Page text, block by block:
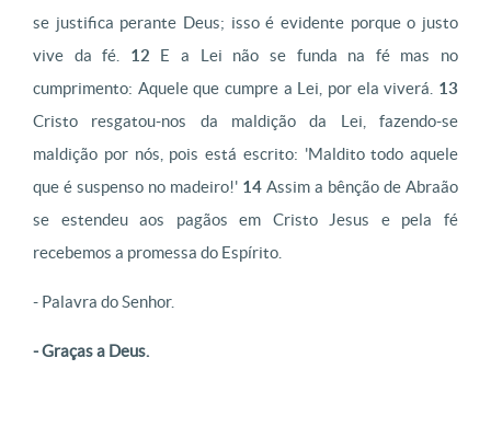
se justifica perante Deus; isso é evidente porque o justo
vive da fé. 12 E a Lei não se funda na fé mas no
cumprimento: Aquele que cumpre a Lei, por ela viverá. 13
Cristo resgatou-nos da maldição da Lei, fazendo-se
maldição por nós, pois está escrito: 'Maldito todo aquele
que é suspenso no madeiro!' 14 Assim a bênção de Abraão
se estendeu aos pagãos em Cristo Jesus e pela fé
recebemos a promessa do Espírito.
- Palavra do Senhor.
- Graças a Deus.